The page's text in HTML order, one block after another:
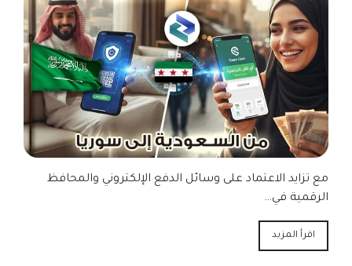
مع تزايد الاعتماد على وسائل الدفع الإلكتروني والمحافظ
الرقمية في…
اقرأ المزيد